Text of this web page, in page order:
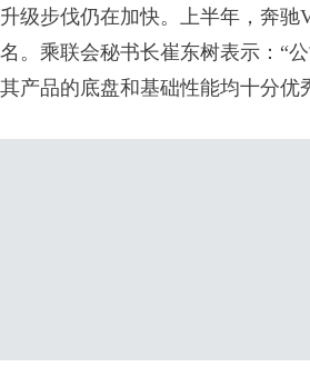
升级步伐仍在加快。上半年，奔驰
名。乘联会秘书长崔东树表示：“
其产品的底盘和基础性能均十分优